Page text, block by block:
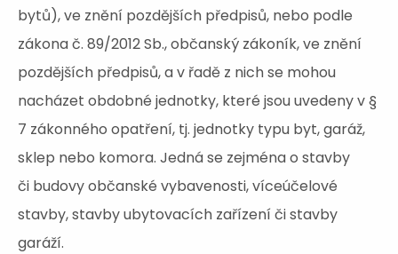
bytů), ve znění pozdějších předpisů, nebo podle
zákona č. 89/2012 Sb., občanský zákoník, ve znění
pozdějších předpisů, a v řadě z nich se mohou
nacházet obdobné jednotky, které jsou uvedeny v §
7 zákonného opatření, tj. jednotky typu byt, garáž,
sklep nebo komora. Jedná se zejména o stavby
či budovy občanské vybavenosti, víceúčelové
stavby, stavby ubytovacích zařízení či stavby
garáží.